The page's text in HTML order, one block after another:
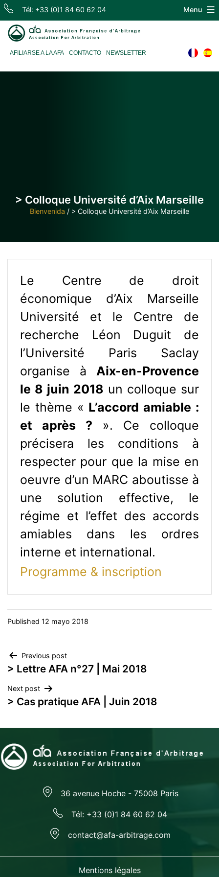
Skip
content
Tél: +33 (0)1 84 60 62 04
d'Arbitrage
AFILIARSE A LA AFA CONTACTO NEWSLETTER
Menu
> Colloque Université d’Aix Marseille
Bienvenida / > Colloque Université d’Aix Marseille
Le Centre de droit
économique d’Aix Marseille
Université et le Centre de
recherche Léon Duguit de
l’Université Paris Saclay
organise à Aix-en-Provence
le 8 juin 2018 un colloque sur
le thème « L’accord amiable :
et après ? ». Ce colloque
précisera les conditions à
respecter pour que la mise en
oeuvre d’un MARC aboutisse à
une solution effective, le
régime et l’effet des accords
amiables dans les ordres
interne et international.
Programme & inscription
Published 12 mayo 2018
Navegación
de
entradas
Previous post
> Lettre AFA n°27 | Mai 2018
Next post
> Cas pratique AFA | Juin 2018
36 avenue Hoche - 75008 Paris
Tél: +33 (0)1 84 60 62 04
contact@afa-arbitrage.com
Mentions légales